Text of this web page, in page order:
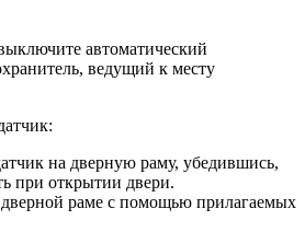
автоматический
ведущий к месту
на дверную раму, убедившись,
при открытии двери.
раме с помощью прилагаемых